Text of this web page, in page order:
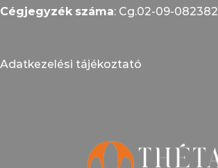
Cégjegyzék száma: Cg.02-09-082382
Adatkezelési tájékoztató